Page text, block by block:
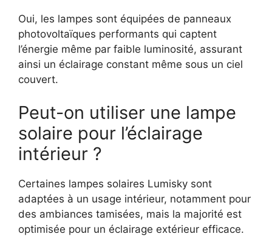
Oui, les lampes sont équipées de panneaux
photovoltaïques performants qui captent
l’énergie même par faible luminosité, assurant
ainsi un éclairage constant même sous un ciel
couvert.
Peut-on utiliser une lampe
solaire pour l’éclairage
intérieur ?
Certaines lampes solaires Lumisky sont
adaptées à un usage intérieur, notamment pour
des ambiances tamisées, mais la majorité est
optimisée pour un éclairage extérieur efficace.